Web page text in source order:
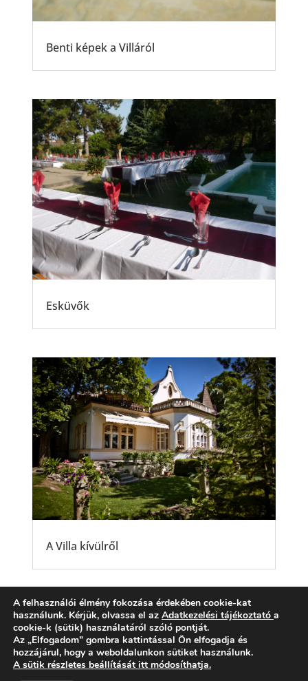
Benti képek a Villáról
Esküvők
A Villa kívülről
ÁSZF Adatvédelem
A felhasználói élmény fokozása érdekében cookie-kat
használunk. Kérjük, olvassa el az Adatkezelési tájékoztató a
cookie-k (sütik) használatáról szóló pontját.
Az „Elfogadom” gombra kattintással Ön elfogadja és
hozzájárul, hogy a weboldalunkon sütiket használunk.
A sütik részletes beállítását itt módosíthatja.